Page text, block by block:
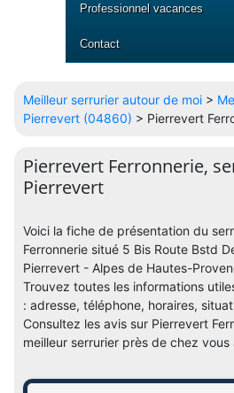
Professionnel vacances
Contact
Meilleur serrurier autour de moi >
Pierrevert (04860) > Pierrevert
Pierrevert Ferronnerie,
Pierrevert
Voici la fiche de présentation du
Ferronnerie situé 5 Bis Route Bstd
Pierrevert - Alpes de Hautes-
Trouvez toutes les informations
: adresse, téléphone, horaires,
Consultez les avis sur Pierrevert
meilleur serrurier près de chez vous